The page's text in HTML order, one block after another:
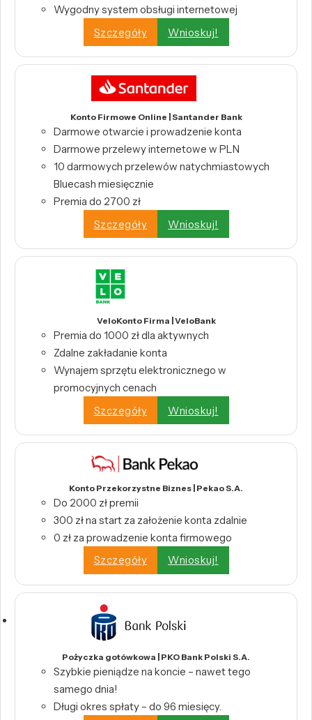
Wygodny system obsługi internetowej
Szczegóły
Wnioskuj!
Konto Firmowe Online | Santander Bank
Darmowe otwarcie i prowadzenie konta
Darmowe przelewy internetowe w PLN
10 darmowych przelewów natychmiastowych
Bluecash miesięcznie
Premia do 2700 zł
Szczegóły
Wnioskuj!
VeloKonto Firma | VeloBank
Premia do 1000 zł dla aktywnych
Zdalne zakładanie konta
Wynajem sprzętu elektronicznego w
promocyjnych cenach
Szczegóły
Wnioskuj!
Konto Przekorzystne Biznes | Pekao S.A.
Do 2000 zł premii
300 zł na start za założenie konta zdalnie
0 zł za prowadzenie konta firmowego
Szczegóły
Wnioskuj!
Pożyczka gotówkowa | PKO Bank Polski S.A.
Szybkie pieniądze na koncie – nawet tego
samego dnia!
Długi okres spłaty – do 96 miesięcy.